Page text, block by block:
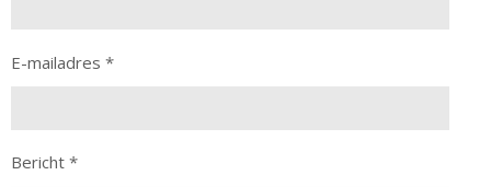
E-mailadres *
Bericht *